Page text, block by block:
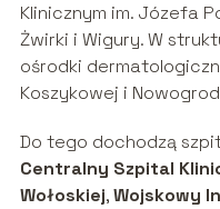
Klinicznym im. Józefa
Żwirki i Wigury. W
ośrodki
Koszykowej i
Do tego dochodzą
Centralny Szpital
Wołoskiej,Wojskowy